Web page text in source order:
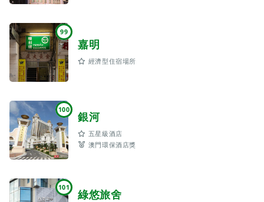
99
嘉明
經濟型住宿場所
100 銀河
五星級酒店
澳門環保酒店獎
101 綠悠旅舍